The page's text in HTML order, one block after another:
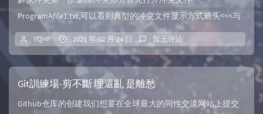
ProgramAfile1.txt,可以看到典型的冲突文件显示方式箭头<<<与
>>...
YQHP 2021 年 02 月 24 日 暂无评论
Git訓練場-剪不斷 理還亂 是離愁
Github仓库的创建我们想要在全球最大的同性交流网站上提交